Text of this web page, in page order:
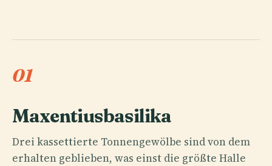
01
Maxentiusbasilika
Drei kassettierte Tonnengewölbe sind von dem
erhalten geblieben, was einst die größte Halle